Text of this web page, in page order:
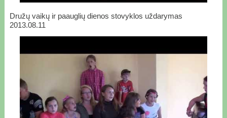
Družų vaikų ir paauglių dienos stovyklos uždarymas
2013.08.11